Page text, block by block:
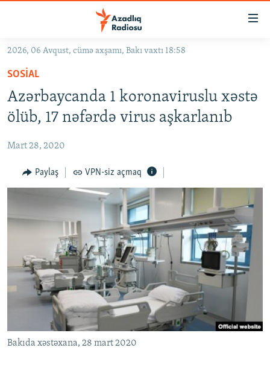
Əsas
qayıt
Əsas
naviqasiyaya
qayıt
GÜNDƏM
#İZAHLA
KORRUPSIOMETR
FƏRQƏ BAX
QANUNI DOĞRU
MULTIMEDIA
FOTOQALEREYA
İNFOQRAFIKA
KARIKATURA
RADIO ARXIV
OXU ZALI
AZƏRBAYCAN ƏDƏBIYYATI KITABXANASI
İSLAM VƏ DEMOKRATIYA
İZ - MƏDƏNIYYƏT PROQRAMI
HAQQIMIZDA
MISSIYAMIZ
PEŞƏ ETIKASI VƏ JURNALISTIKA STANDARTLARIMIZ
MATERIALLARIMIZDAN ISTIFADƏ
AZADLIQRADIOSU MOBIL TELEFONUNUZDA
BIZI IZLƏ
RFE/RL-in bütün saytları
2026, 06 Avqust, cümə axşamı, Bakı vaxtı 18:58
SOSIAL
Azərbaycanda 1 koronaviruslu xəstə
ölüb, 17 nəfərdə virus aşkarlanıb
Mart 28, 2020
Paylaş VPN-siz açmaq
Bakıda xəstəxana, 28 mart 2020